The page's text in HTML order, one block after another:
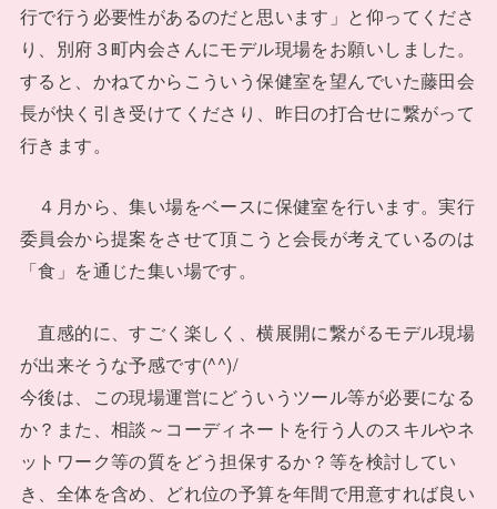
行で行う必要性があるのだと思います」と仰ってくださ
り、別府３町内会さんにモデル現場をお願いしました。
すると、かねてからこういう保健室を望んでいた藤田会
長が快く引き受けてくださり、昨日の打合せに繋がって
行きます。
４月から、集い場をベースに保健室を行います。実行
委員会から提案をさせて頂こうと会長が考えているのは
「食」を通じた集い場です。
直感的に、すごく楽しく、横展開に繋がるモデル現場
が出来そうな予感です(^^)/
今後は、この現場運営にどういうツール等が必要になる
か？また、相談～コーディネートを行う人のスキルやネ
ットワーク等の質をどう担保するか？等を検討してい
き、全体を含め、どれ位の予算を年間で用意すれば良い